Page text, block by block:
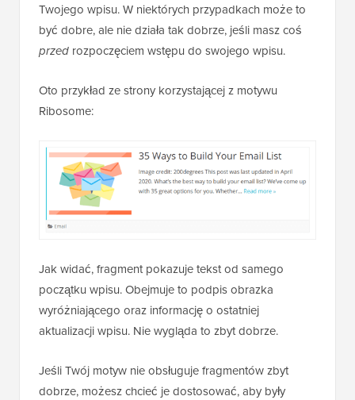
Twojego wpisu. W niektórych przypadkach może to
być dobre, ale nie działa tak dobrze, jeśli masz coś
przed rozpoczęciem wstępu do swojego wpisu.
Oto przykład ze strony korzystającej z motywu
Ribosome:
Jak widać, fragment pokazuje tekst od samego
początku wpisu. Obejmuje to podpis obrazka
wyróżniającego oraz informację o ostatniej
aktualizacji wpisu. Nie wygląda to zbyt dobrze.
Jeśli Twój motyw nie obsługuje fragmentów zbyt
dobrze, możesz chcieć je dostosować, aby były